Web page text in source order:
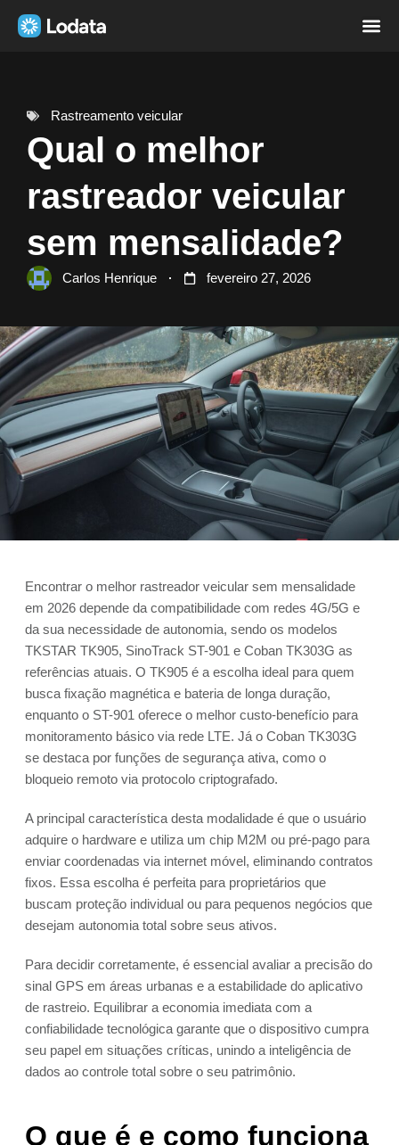
Rastreamento veicular
Qual o melhor
rastreador veicular
sem mensalidade?
Carlos Henrique fevereiro 27, 2026
Encontrar o melhor rastreador veicular sem mensalidade
em 2026 depende da compatibilidade com redes 4G/5G e
da sua necessidade de autonomia, sendo os modelos
TKSTAR TK905, SinoTrack ST-901 e Coban TK303G as
referências atuais. O TK905 é a escolha ideal para quem
busca fixação magnética e bateria de longa duração,
enquanto o ST-901 oferece o melhor custo-benefício para
monitoramento básico via rede LTE. Já o Coban TK303G
se destaca por funções de segurança ativa, como o
bloqueio remoto via protocolo criptografado.
A principal característica desta modalidade é que o usuário
adquire o hardware e utiliza um chip M2M ou pré-pago para
enviar coordenadas via internet móvel, eliminando contratos
fixos. Essa escolha é perfeita para proprietários que
buscam proteção individual ou para pequenos negócios que
desejam autonomia total sobre seus ativos.
Para decidir corretamente, é essencial avaliar a precisão do
sinal GPS em áreas urbanas e a estabilidade do aplicativo
de rastreio. Equilibrar a economia imediata com a
confiabilidade tecnológica garante que o dispositivo cumpra
seu papel em situações críticas, unindo a inteligência de
dados ao controle total sobre o seu patrimônio.
O que é e como funciona